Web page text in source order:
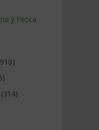
y Pesca
(314)